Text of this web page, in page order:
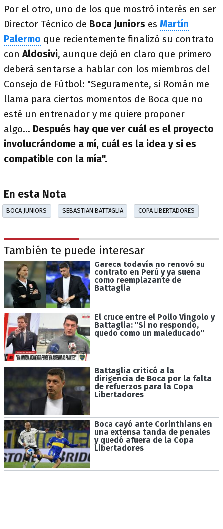
Por el otro, uno de los que mostró interés en ser
Director Técnico de Boca Juniors es Martín
Palermo que recientemente finalizó su contrato
conAldosivi, aunque dejó en claro que primero
deberá sentarse a hablar con los miembros del
Consejo de Fútbol: "Seguramente, si Román me
llama para ciertos momentos de Boca que no
esté un entrenador y me quiere proponer
algo... Después hay que ver cuál es el proyecto
involucrándome a mí, cuál es la idea y si es
compatible con la mía".
En esta Nota
BOCA JUNIORS SEBASTIAN BATTAGLIA COPA LIBERTADORES
También te puede interesar
Gareca todavía no renovó su
contrato en Perú y ya suena
como reemplazante de
Battaglia
El cruce entre el Pollo Vingolo y
Battaglia: "Si no respondo,
quedo como un maleducado"
Battaglia criticó a la
dirigencia de Boca por la falta
de refuerzos para la Copa
Libertadores
Boca cayó ante Corinthians en
una extensa tanda de penales
y quedó afuera de la Copa
Libertadores